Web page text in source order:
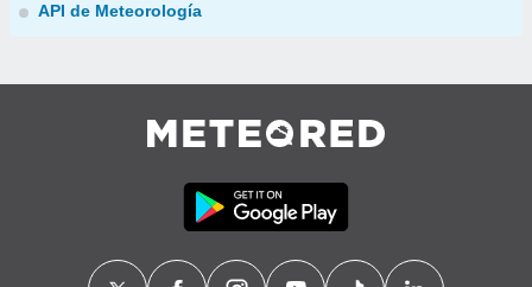
API de Meteorología